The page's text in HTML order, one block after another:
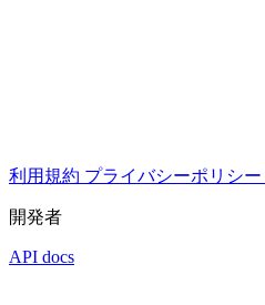
利用規約 プライバシーポリシー
開発者
API docs